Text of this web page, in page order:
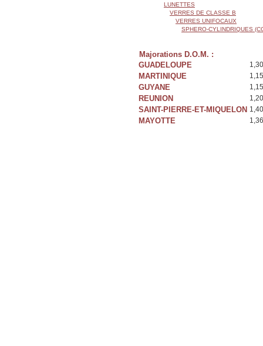
LUNETTES
VERRES DE CLASSE B
VERRES UNIFOCAUX
SPHERO-CYLINDRIQUES
Majorations D.O.M. :
GUADELOUPE
MARTINIQUE
GUYANE
REUNION
SAINT-PIERRE-ET-MIQUELON
MAYOTTE